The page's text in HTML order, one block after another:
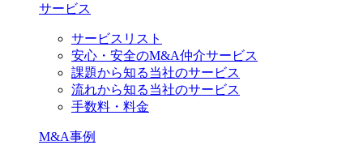
サービス
サービスリスト
安心・安全のM&A仲介サービス
課題から知る当社のサービス
流れから知る当社のサービス
手数料・料金
M&A事例